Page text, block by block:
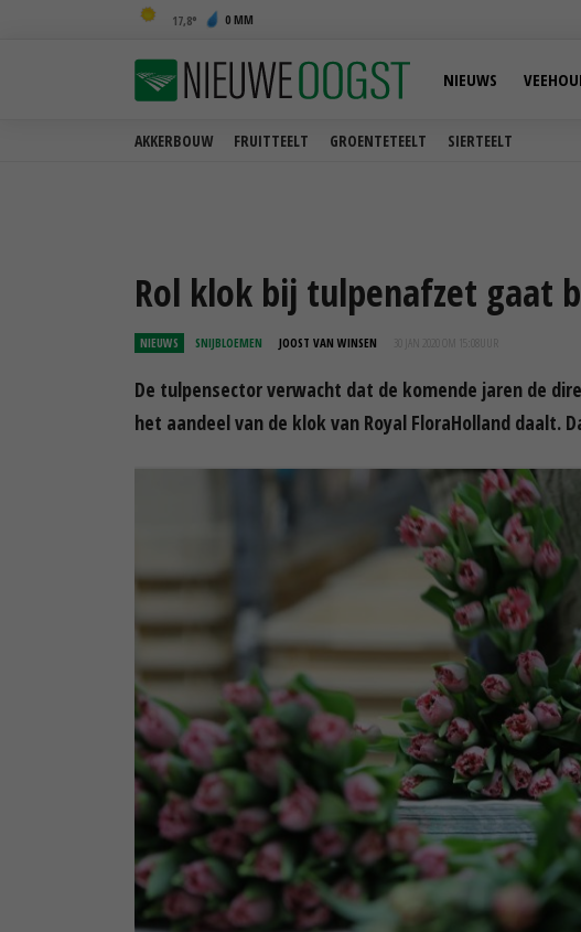
17,8 0 MM
AKKERBOUW FRUITTEELT GROENTETEELT SIERTEELT
NIEUWS
Rol klok bij tulpenafzet gaat
NIEUWS SNIJBLOEMEN JOOST VAN WINSEN 30 JAN 2020 OM 15:08
De tulpensector verwacht dat de komende jaren de
het aandeel van de klok van Royal FloraHolland daalt.